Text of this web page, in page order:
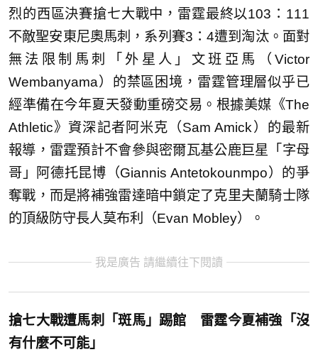
烈的西區決賽搶七大戰中，雷霆最終以103：111
不敵聖安東尼奧馬刺，系列賽3：4遭到淘汰。面對
無法限制馬刺「外星人」文班亞馬（Victor
Wembanyama）的禁區困境，雷霆管理層似乎已
經準備在今年夏天發動重磅交易。根據美媒《The
Athletic》資深記者阿米克（Sam Amick）的最新
報導，雷霆預計不會參與密爾瓦基公鹿巨星「字母
哥」阿德托昆博（Giannis Antetokounmpo）的爭
奪戰，而是將補強雷達暗中鎖定了克里夫蘭騎士隊
的頂級防守長人莫布利（Evan Mobley）。
我是廣告 請繼續往下閱讀
搶七大戰遭馬刺「斑馬」踢館 雷霆今夏補強「沒
有什麼不可能」